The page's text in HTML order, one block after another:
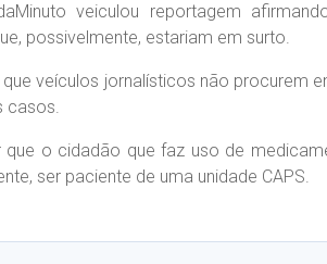
veiculou reportagem
possivelmente, estariam em surto.
veículos jornalísticos não procurem
casos.
que o cidadão que faz uso de
ser paciente de uma unidade CAPS.